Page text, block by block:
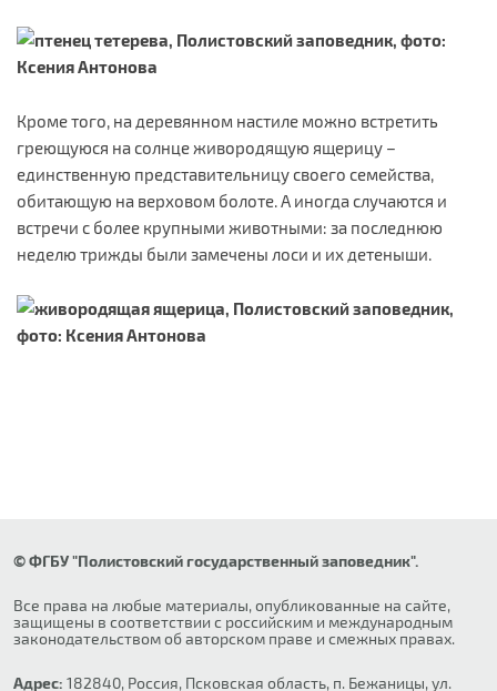
Кроме того, на деревянном настиле можно встретить
греющуюся на солнце живородящую ящерицу –
единственную представительницу своего семейства,
обитающую на верховом болоте. А иногда случаются и
встречи с более крупными животными: за последнюю
неделю трижды были замечены лоси и их детеныши.
© ФГБУ "Полистовский государственный заповедник".
Все права на любые материалы, опубликованные на сайте,
защищены в соответствии с российским и международным
законодательством об авторском праве и смежных правах.
Адрес: 182840, Россия, Псковская область, п. Бежаницы, ул.